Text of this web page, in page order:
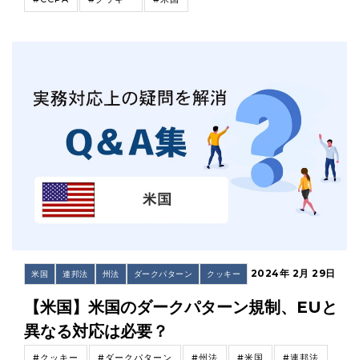
米国 連邦法 州法 ダークパターン クッキー 2024年 2月 29日
【米国】米国のダークパターン規制、EUと
異なる対応は必要？
#クッキー #ダークパターン #州法 #米国 #連邦法